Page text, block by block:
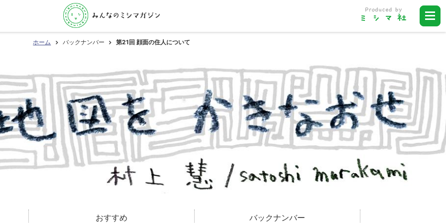
ホーム バックナンバー 第21回 顔面の住人について
おすすめ バックナンバー